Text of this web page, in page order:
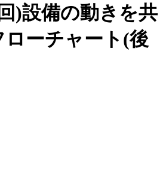
)設備の動きを共
ーチャート(後